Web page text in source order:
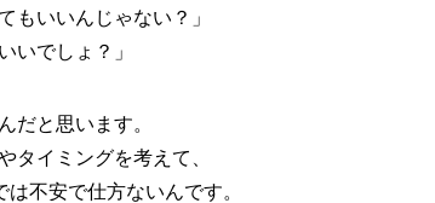
もいいんじゃない？」
いでしょ？」
だと思います。
タイミングを考えて、
は不安で仕方ないんです。